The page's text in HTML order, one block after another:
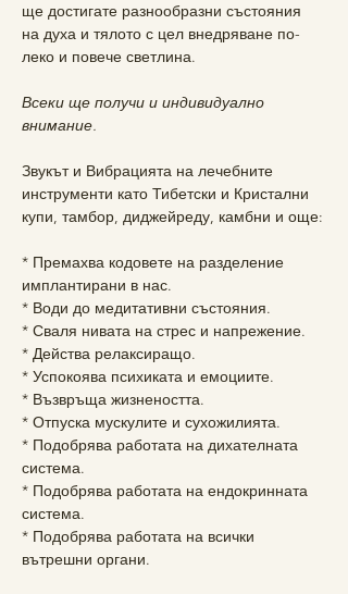
ще достигате разнообразни състояния
на духа и тялото с цел внедряване по-
леко и повече светлина.
Всеки ще получи и индивидуално
внимание.
Звукът и Вибрацията на лечебните
инструменти като Тибетски и Кристални
купи, тамбор, диджейреду, камбни и още:
* Премахва кодовете на разделение
имплантирани в нас.
* Води до медитативни състояния.
* Сваля нивата на стрес и напрежение.
* Действа релаксиращо.
* Успокоява психиката и емоциите.
* Възвръща жизнеността.
* Отпуска мускулите и сухожилията.
* Подобрява работата на дихателната
система.
* Подобрява работата на ендокринната
система.
* Подобрява работата на всички
вътрешни органи.